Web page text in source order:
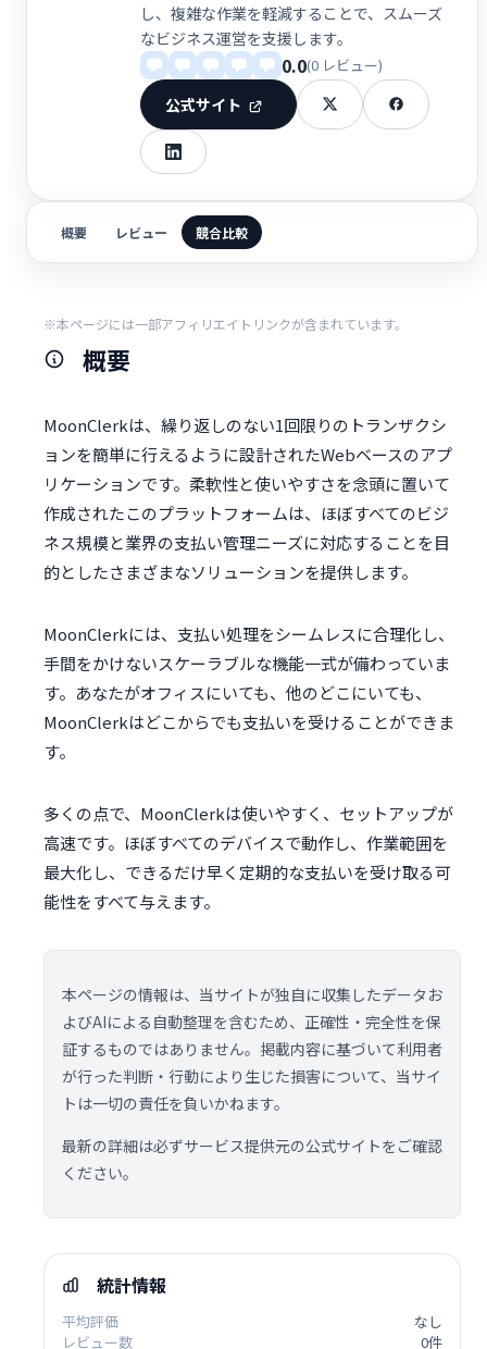
し、複雑な作業を軽減することで、スムーズ
なビジネス運営を支援します。
0.0(0 レビュー)
公式サイト
概要 レビュー 競合比較
※本ページには一部アフィリエイトリンクが含まれています。
概要
MoonClerkは、繰り返しのない1回限りのトランザクシ
ョンを簡単に行えるように設計されたWebベースのアプ
リケーションです。柔軟性と使いやすさを念頭に置いて
作成されたこのプラットフォームは、ほぼすべてのビジ
ネス規模と業界の支払い管理ニーズに対応することを目
的としたさまざまなソリューションを提供します。
MoonClerkには、支払い処理をシームレスに合理化し、
手間をかけないスケーラブルな機能一式が備わっていま
す。あなたがオフィスにいても、他のどこにいても、
MoonClerkはどこからでも支払いを受けることができま
す。
多くの点で、MoonClerkは使いやすく、セットアップが
高速です。ほぼすべてのデバイスで動作し、作業範囲を
最大化し、できるだけ早く定期的な支払いを受け取る可
能性をすべて与えます。
本ページの情報は、当サイトが独自に収集したデータお
よびAIによる自動整理を含むため、正確性・完全性を保
証するものではありません。掲載内容に基づいて利用者
が行った判断・行動により生じた損害について、当サイ
トは一切の責任を負いかねます。
最新の詳細は必ずサービス提供元の公式サイトをご確認
ください。
統計情報
平均評価
なし
レビュー数
0件